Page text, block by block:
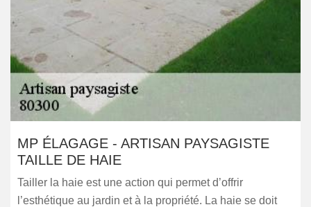
MP ÉLAGAGE - ARTISAN PAYSAGISTE
TAILLE DE HAIE
Tailler la haie est une action qui permet d’offrir
l’esthétique au jardin et à la propriété. La haie se doit